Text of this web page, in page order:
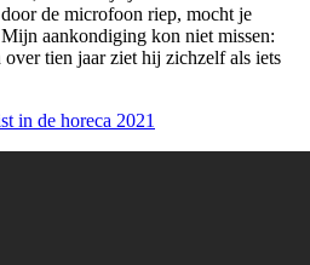
de microfoon riep, mocht je
aankondiging kon niet missen:
over tien jaar ziet hij zichzelf als iets
in de horeca 2021